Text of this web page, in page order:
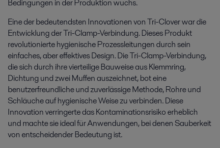
Bedingungen in der Produktion wuchs.
Eine der bedeutendsten Innovationen von Tri-Clover war die
Entwicklung der Tri-Clamp-Verbindung. Dieses Produkt
revolutionierte hygienische Prozessleitungen durch sein
einfaches, aber effektives Design. Die Tri-Clamp-Verbindung,
die sich durch ihre vierteilige Bauweise aus Klemmring,
Dichtung und zwei Muffen auszeichnet, bot eine
benutzerfreundliche und zuverlässige Methode, Rohre und
Schläuche auf hygienische Weise zu verbinden. Diese
Innovation verringerte das Kontaminationsrisiko erheblich
und machte sie ideal für Anwendungen, bei denen Sauberkeit
von entscheidender Bedeutung ist.